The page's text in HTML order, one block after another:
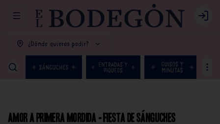
Abrir menu de navegación Login
¿Dónde quieres pedir?
Amor a primera mordida - Fiesta de Sánguches